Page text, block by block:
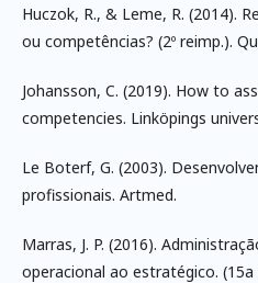
Huczok, R., & Leme, R. (2014).
ou competências? (2º reimp.).
Johansson, C. (2019). How to
competencies. Linköpings
Le Boterf, G. (2003).
profissionais. Artmed.
Marras, J. P. (2016).
operacional ao estratégico. (15a